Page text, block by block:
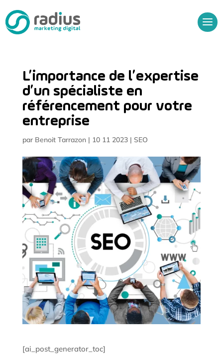
Audit Gratuit
L’importance de l’expertise
d’un spécialiste en
référencement pour votre
entreprise
par Benoit Tarrazon| 10 11 2023| SEO
[ai_post_generator_toc]